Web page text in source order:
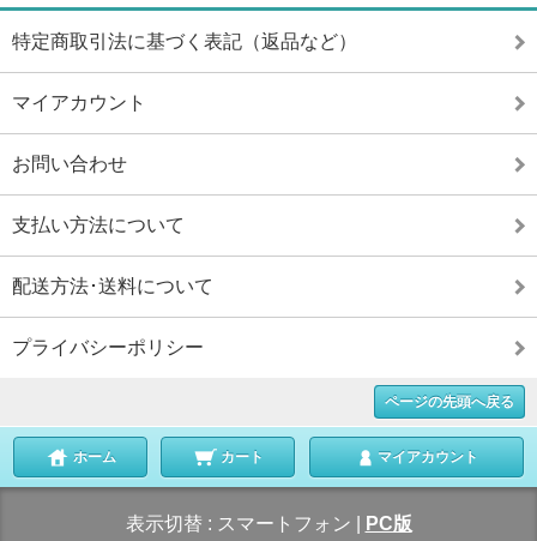
特定商取引法に基づく表記（返品など）
マイアカウント
お問い合わせ
支払い方法について
配送方法･送料について
プライバシーポリシー
ページの先頭へ戻る
ホーム カート マイアカウント
表示切替 : スマートフォン PC版